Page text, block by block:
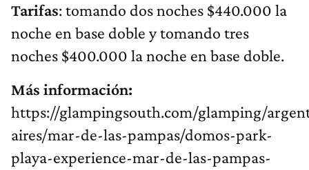
Tarifas: tomando dos noches $440.000 la
noche en base doble y tomando tres
noches $400.000 la noche en base doble.
Más información:
https://glampingsouth.com/glamping/
aires/mar-de-las-pampas/domos-park-
playa-experience-mar-de-las-pampas-